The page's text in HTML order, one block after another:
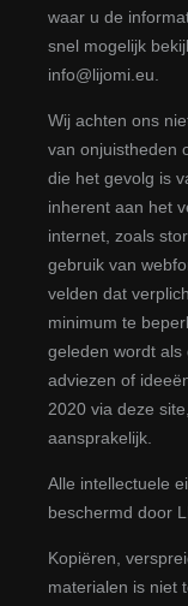
waar u de
snel mogelijk
info@lijomi.eu
Wij achten ons
van onjuistheden
die het gevolg is
inherent aan het
internet, zoals
gebruik van
velden dat
minimum te
geleden wordt als
adviezen of
2020 via deze
aansprakelijk.
Alle intellectuele
beschermd door
Kopiëren,
materialen is niet